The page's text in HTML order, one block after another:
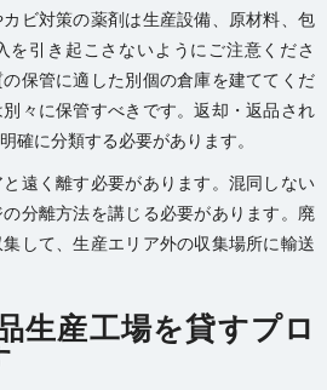
ビ対策の薬剤は生産設備、原材料、包
を引き起こさないようにご注意くださ
保管に適した別個の倉庫を建ててくだ
々に保管すべきです。返却・返品され
確に分類する必要があります。
遠く離す必要があります。混同しない
分離方法を講じる必要があります。廃
して、生産エリア外の収集場所に輸送
生産工場を貸すプロ